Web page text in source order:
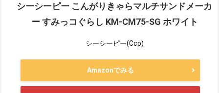
シーシーピー こんがりきゃらマルチサンドメーカ
ー すみっコぐらし KM-CM75-SG ホワイト
シーシーピー(Ccp)
Amazonでみる